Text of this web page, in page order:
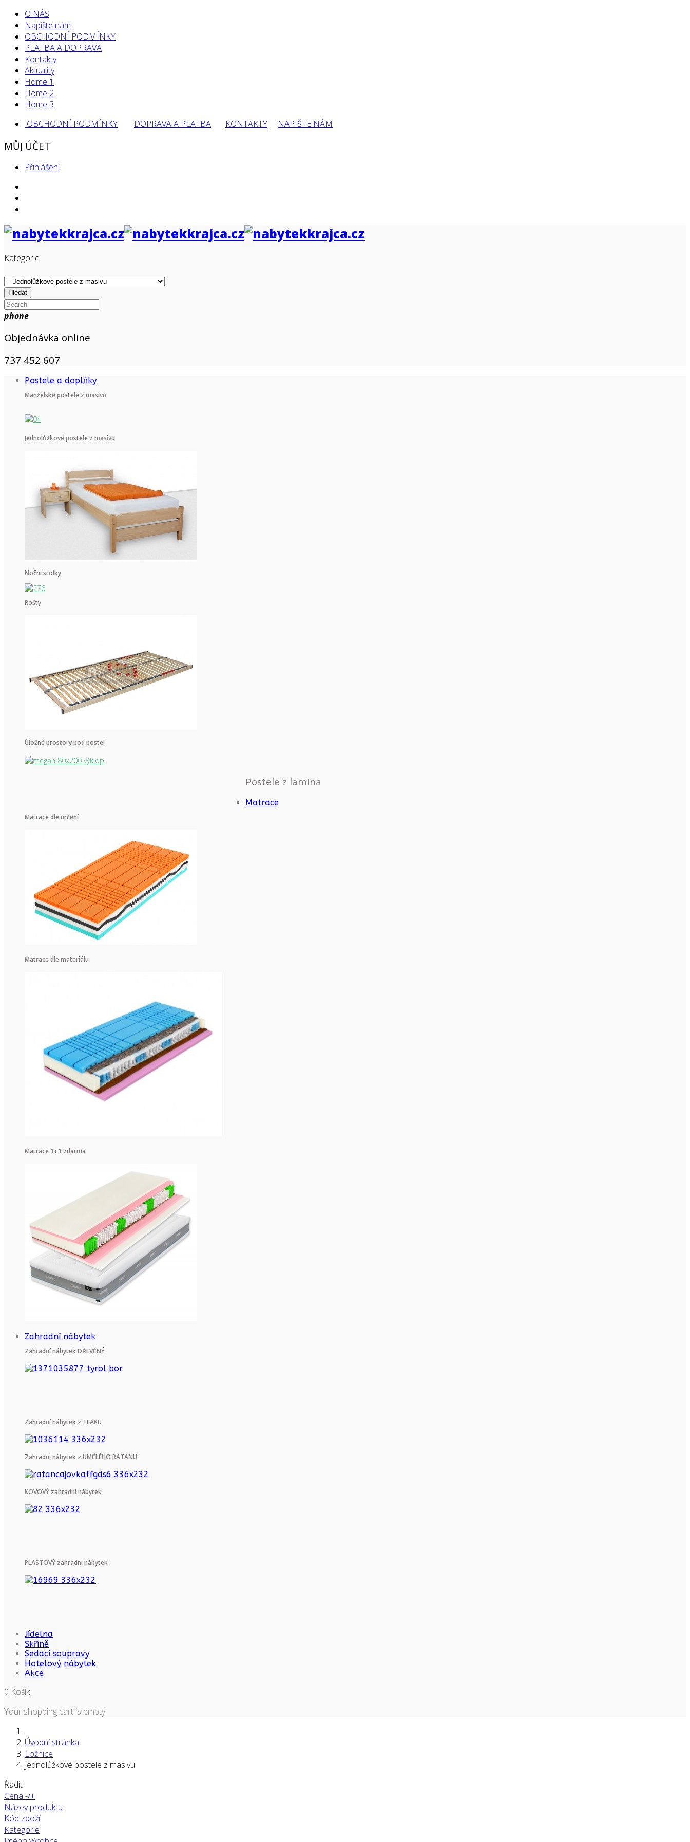
O NÁS
Napište nám
OBCHODNÍ PODMÍNKY
PLATBA A DOPRAVA
Kontakty
Aktuality
Home 1
Home 2
Home 3
OBCHODNÍ PODMÍNKY
DOPRAVA A PLATBA KONTAKTY NAPIŠTE NÁM
MŮJ ÚČET
Přihlášení
Kategorie
Hledat
phone
Objednávka online
737 452 607
Postele a doplňky
Manželské postele z masivu
Jednolůžkové postele z masivu
Noční stolky
Rošty
Úložné prostory pod postel
Postele z lamina
Matrace
Matrace dle určení
Matrace dle materiálu
Matrace 1+1 zdarma
Zahradní nábytek
Zahradní nábytek DŘEVĚNÝ
Zahradní nábytek z TEAKU
Zahradní nábytek z UMĚLÉHO RATANU
KOVOVÝ zahradní nábytek
PLASTOVÝ zahradní nábytek
Jídelna
Skříně
Sedací soupravy
Hotelový nábytek
Akce
0 Košík
Your shopping cart is empty!
Úvodní stránka
Ložnice
Jednolůžkové postele z masivu
Řadit
Cena -/+
Název produktu
Kód zboží
Kategorie